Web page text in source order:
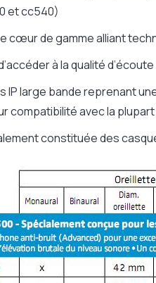
et cc540)
cœur de gamme alliant
à la qualité
IP large bande reprenant
compatibilité avec la
constituée des